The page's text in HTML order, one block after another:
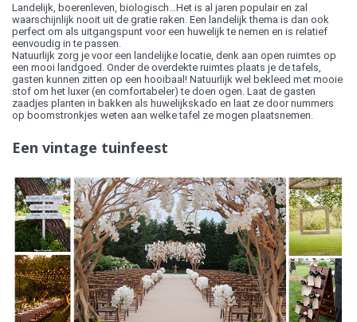
Landelijk, boerenleven, biologisch…Het is al jaren populair en zal
waarschijnlijk nooit uit de gratie raken. Een landelijk thema is dan ook
perfect om als uitgangspunt voor een huwelijk te nemen en is relatief
eenvoudig in te passen.
Natuurlijk zorg je voor een landelijke locatie, denk aan open ruimtes op
een mooi landgoed. Onder de overdekte ruimtes plaats je de tafels,
gasten kunnen zitten op een hooibaal! Natuurlijk wel bekleed met mooie
stof om het luxer (en comfortabeler) te doen ogen. Laat de gasten
zaadjes planten in bakken als huwelijkskado en laat ze door nummers
op boomstronkjes weten aan welke tafel ze mogen plaatsnemen.
Een vintage tuinfeest